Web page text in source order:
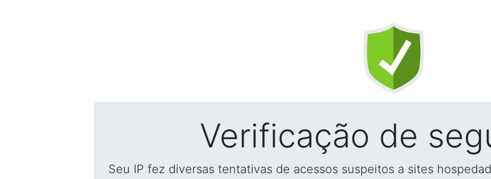
Verificação de
Seu IP fez diversas tentativas de acessos suspeitos a sites